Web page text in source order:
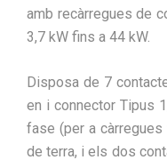
amb recàrregues de
3,7 kW fins a 44 kW.
Disposa de 7
en i connector Tipus
fase (per a càrregues
de terra, i els dos